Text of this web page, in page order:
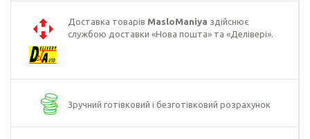
кондитерського
соняшника
Кокосова олія
Доставка товарів MasloManiya здійснює
службою доставки «Нова пошта» та «Делівері».
Зручний готівковий і безготівковий розрахунок